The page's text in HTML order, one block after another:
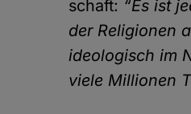
schaft: “Es ist
der Religionen
ideologisch im
viele Millionen